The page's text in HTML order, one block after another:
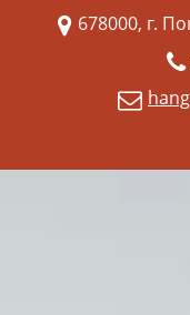
678000, г.